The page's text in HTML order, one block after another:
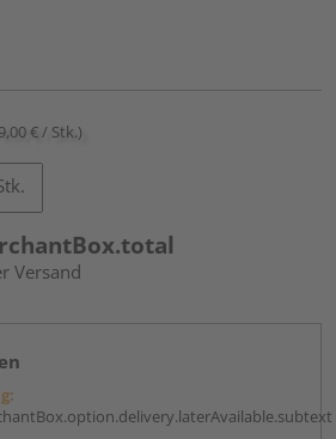
€ / Stk.)
Versand